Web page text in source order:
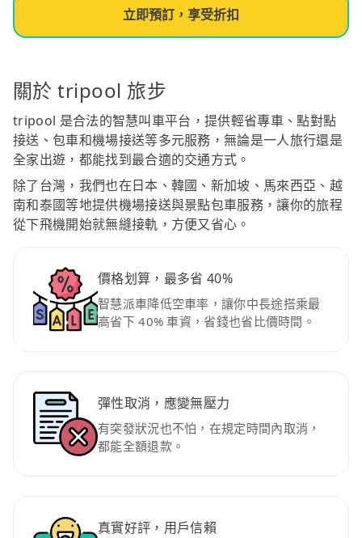
立即預訂，享受折扣
關於 tripool 旅步
tripool 是合法的智慧叫車平台，提供輕省專車、點對點
接送、包車和機場接送等多元服務，無論是一人旅行還是
全家出遊，都能找到最合適的交通方式。
除了台灣，我們也在日本、韓國、新加坡、馬來西亞、越
南和泰國等地提供機場接送與景點包車服務，讓你的旅程
從下飛機開始就無縫接軌，方便又省心。
價格划算，最多省 40%
智慧派車降低空車率，讓你中長途搭乘最
高省下 40% 車資，省錢也省比價時間。
彈性取消，應變無壓力
有突發狀況也不怕，在規定時間內取消，
都能全額退款。
真實好評，用戶信賴